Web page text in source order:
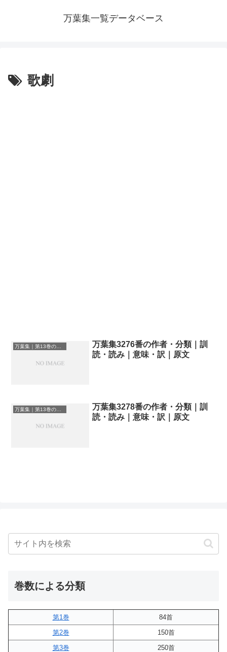
万葉集一覧データベース
歌劇
万葉集｜第13巻の和歌一覧
万葉集3276番の作者・分類｜訓
読・読み｜意味・訳｜原文
万葉集｜第13巻の和歌一覧
万葉集3278番の作者・分類｜訓
読・読み｜意味・訳｜原文
巻数による分類
第1巻
84首
第2巻
150首
第3巻
250首